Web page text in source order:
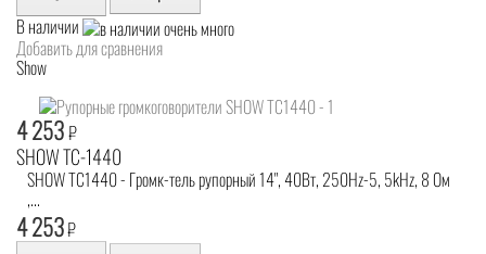
В наличии
Добавить для сравнения
Show
4 253₽
SHOW TC-1440
SHOW TC1440 - Громк-тель рупорный 14", 40Вт, 250Hz-5, 5kHz, 8 Ом
,...
4 253₽